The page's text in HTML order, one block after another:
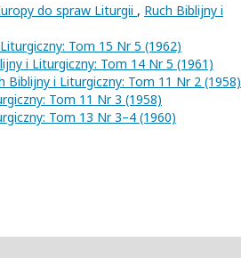
do spraw Liturgii , Ruch Biblijny i
Tom 15 Nr 5 (1962)
i Liturgiczny: Tom 14 Nr 5 (1961)
Biblijny i Liturgiczny: Tom 11 Nr 2 (1958)
Tom 11 Nr 3 (1958)
Tom 13 Nr 3–4 (1960)